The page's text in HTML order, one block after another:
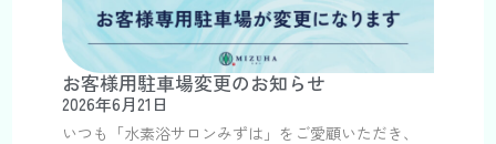
お客様用駐車場変更のお知らせ
2026年6月21日
いつも「水素浴サロンみずは」をご愛顧いただき、